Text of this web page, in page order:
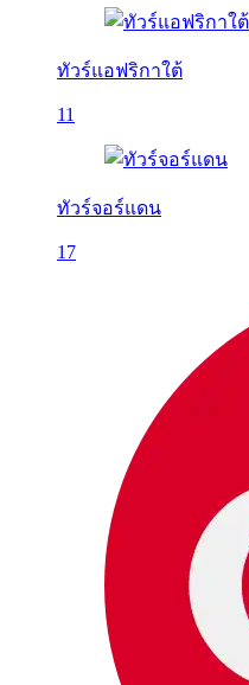
ทัวร์แอฟริกาใต้
11
ทัวร์จอร์แดน
17